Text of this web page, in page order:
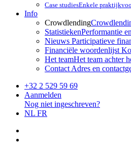
Case studiesEnkele
Info
Crowdlending
StatistiekenPerformantie
Nieuws Participatieve
Financiële woordenlijst
Het teamHet team achter
Contact Adres en
+32 2 529 59 69
Aanmelden
Nog niet ingeschreven?
NL FR